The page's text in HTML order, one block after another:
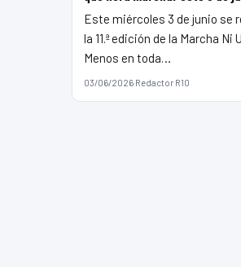
Este miércoles 3 de junio se
la 11.ª edición de la Marcha Ni
Menos en toda…
03/06/2026·Redactor R10